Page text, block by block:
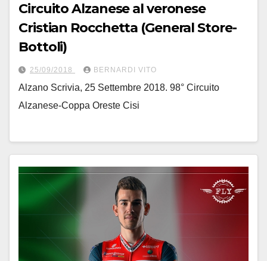
Circuito Alzanese al veronese
Cristian Rocchetta (General Store-
Bottoli)
25/09/2018 BERNARDI VITO
Alzano Scrivia, 25 Settembre 2018. 98° Circuito
Alzanese-Coppa Oreste Cisi